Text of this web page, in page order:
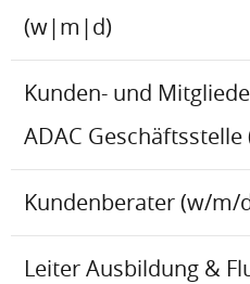
(w|m|d)
Kunden- und
ADAC
Kundenberater (w/m/
Leiter Ausbildung &